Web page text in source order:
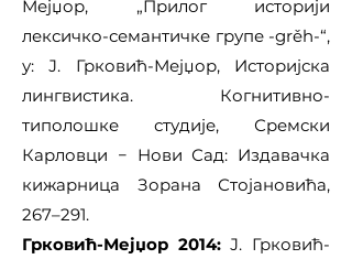
Мејџор, „Прилог историји
лексичко-семантичке групе -grěh-“,
у: Ј. Грковић-Мејџор, Историјска
лингвистика. Когнитивно-
типолошке студије, Сремски
Карловци − Нови Сад: Издавачка
кижарница Зорана Стојановића,
267–291.
Грковић-Мејџор 2014:Ј. Грковић-